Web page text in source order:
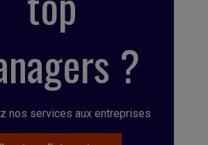
?
nos services aux entreprises